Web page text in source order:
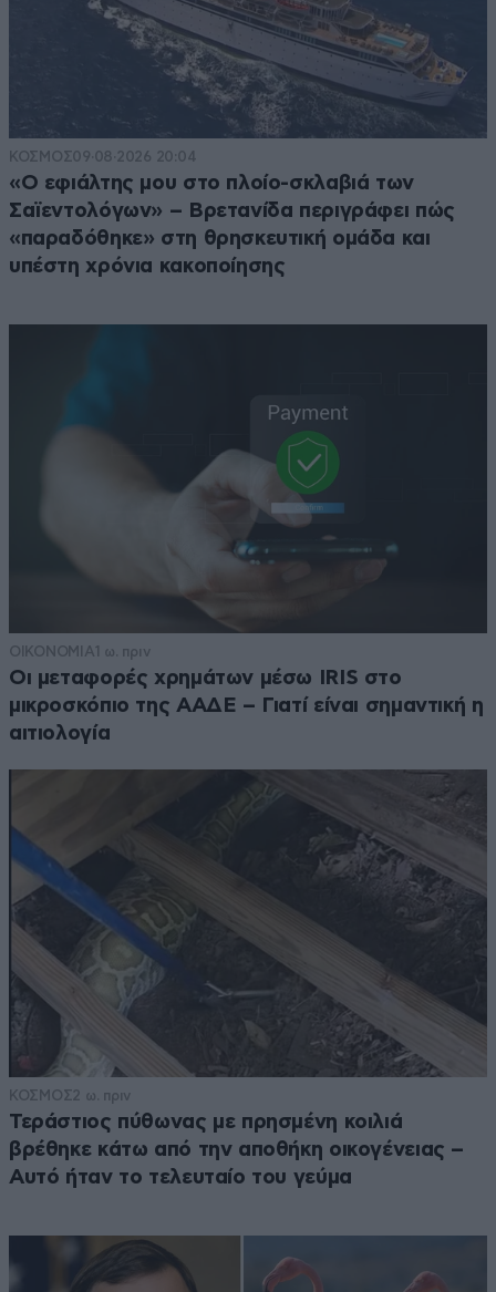
ΚΟΣΜΟΣ09·08·2026 20:04
«Ο εφιάλτης μου στο πλοίο-σκλαβιά των
Σαϊεντολόγων» – Βρετανίδα περιγράφει πώς
«παραδόθηκε» στη θρησκευτική ομάδα και
υπέστη χρόνια κακοποίησης
ΟΙΚΟΝΟΜΙΑ1 ω. πριν
Οι μεταφορές χρημάτων μέσω IRIS στο
μικροσκόπιο της ΑΑΔΕ – Γιατί είναι σημαντική η
αιτιολογία
ΚΟΣΜΟΣ2 ω. πριν
Τεράστιος πύθωνας με πρησμένη κοιλιά
βρέθηκε κάτω από την αποθήκη οικογένειας –
Αυτό ήταν το τελευταίο του γεύμα